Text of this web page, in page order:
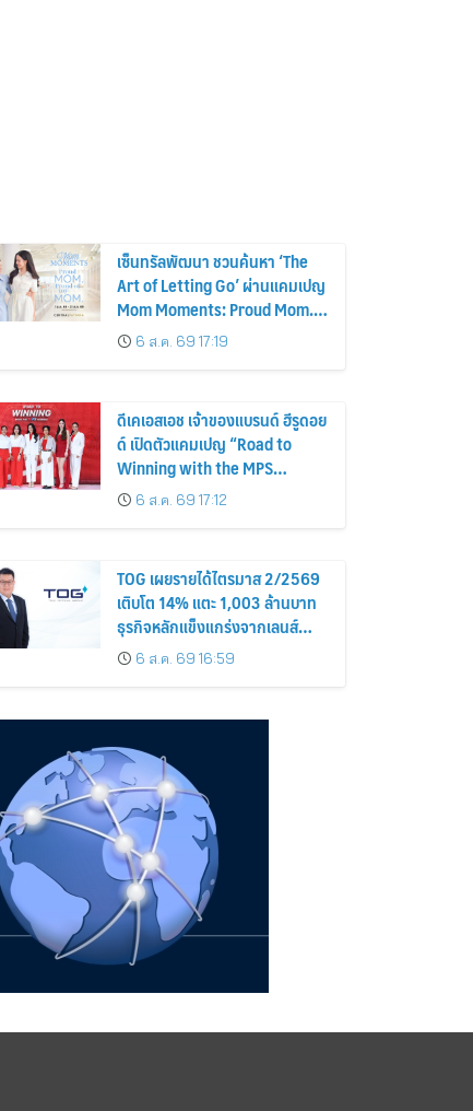
เซ็นทรัลพัฒนา ชวนค้นหา ‘The
Art of Letting Go’ ผ่านแคมเปญ
Mom Moments: Proud Mom.
Proud of My Mom.
6 ส.ค. 69 17:19
ดีเคเอสเอช เจ้าของแบรนด์ ฮีรูดอย
ด์ เปิดตัวแคมเปญ “Road to
Winning with the MPS
Science”
6 ส.ค. 69 17:12
TOG เผยรายได้ไตรมาส 2/2569
เติบโต 14% แตะ 1,003 ล้านบาท
ธุรกิจหลักแข็งแกร่งจากเลนส์
มูลค่าเพิ่ม และการขยายตลาดต่าง
ประเทศ พร้อมเดินหน้าลงทุนเพื่อ
6 ส.ค. 69 16:59